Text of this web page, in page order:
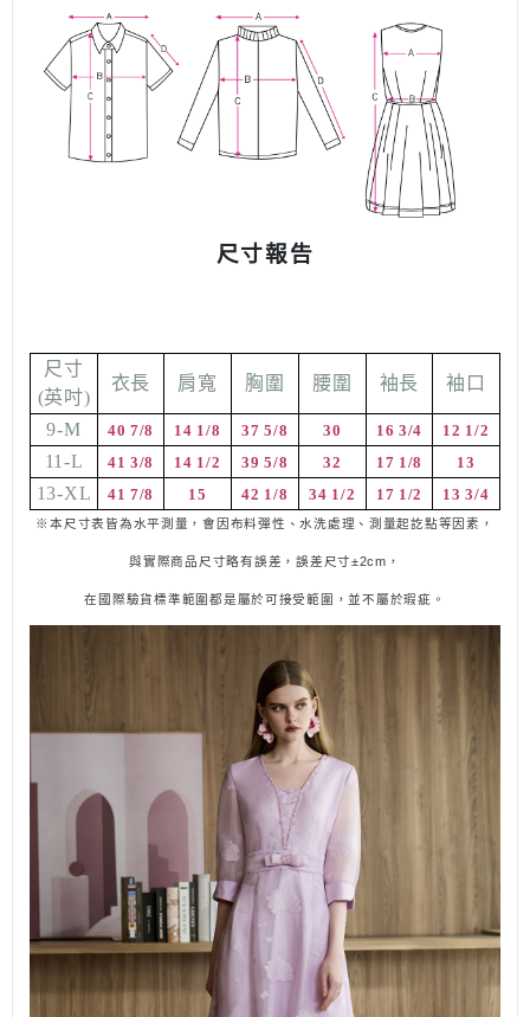
尺寸報告
尺寸
(英吋)
衣長 肩寬 胸圍 腰圍 袖長 袖口
9-M 40 7/8 14 1/8 37 5/8 30 16 3/4 12 1/2
11-L 41 3/8 14 1/2 39 5/8 32 17 1/8 13
13-XL 41 7/8 15 42 1/8 34 1/2 17 1/2 13 3/4
※本尺寸表皆為水平測量，會因布料彈性、水洗處理、測量起訖點等因素，
與實際商品尺寸略有誤差，誤差尺寸±2cm ，
在國際驗貨標準範圍都是屬於可接受範圍，並不 屬於瑕疵。